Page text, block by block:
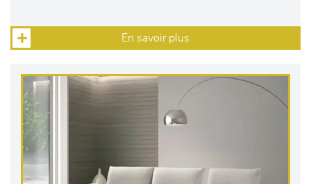
En savoir plus